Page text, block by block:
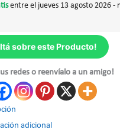
entre el jueves 13 agosto 2026 -
sobre este Producto!
redes o reenvíalo a un amigo!
adicional